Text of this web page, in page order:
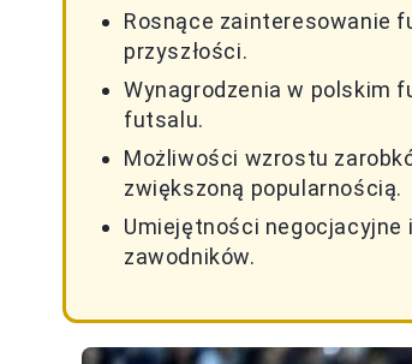
Rosnące zainteresowanie
przyszłości.
Wynagrodzenia w polskim
futsalu.
Możliwości wzrostu
zwiększoną popularnością.
Umiejętności negocjacyjne
zawodników.